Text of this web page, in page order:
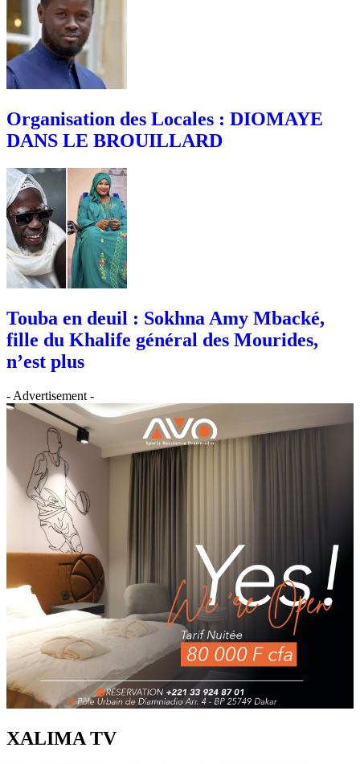
Organisation des Locales : DIOMAYE
DANS LE BROUILLARD
Touba en deuil : Sokhna Amy Mbacké,
fille du Khalife général des Mourides,
n’est plus
- Advertisement -
XALIMA TV